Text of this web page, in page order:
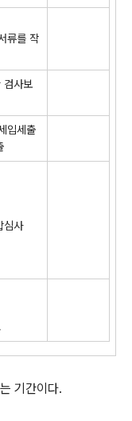
류를 작
검사보
입세출
심사
기간이다.